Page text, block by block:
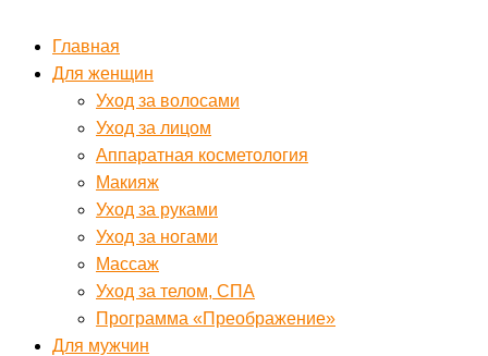
Главная
Для женщин
Уход за волосами
Уход за лицом
Аппаратная косметология
Макияж
Уход за руками
Уход за ногами
Массаж
Уход за телом, СПА
Программа «Преображение»
Для мужчин